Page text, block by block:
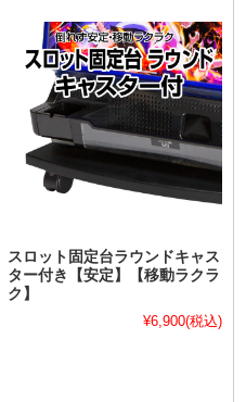
スロット固定台ラウンドキャス
ター付き【安定】【移動ラクラ
ク】
¥6,900(税込)